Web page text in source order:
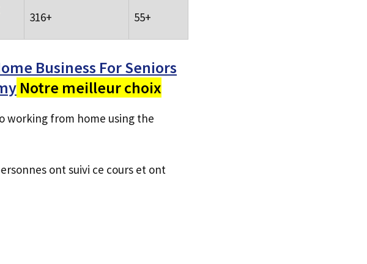
316+ 55+
Business For Seniors
Notre meilleur choix
working from home using the
ont suivi ce cours et ont